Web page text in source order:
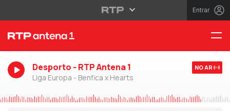
Entrar
Desporto - RTP Antena 1
Liga Europa - Benfica x Hearts
NO AR